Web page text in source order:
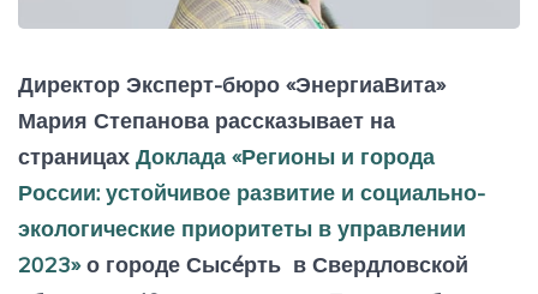
Директор Эксперт-бюро «ЭнергиаВита»
Мария Степанова рассказывает на
страницах Доклада «Регионы и города
России: устойчивое развитие и социально-
экологические приоритеты в управлении
2023»о городе Сысéрть в Свердловской